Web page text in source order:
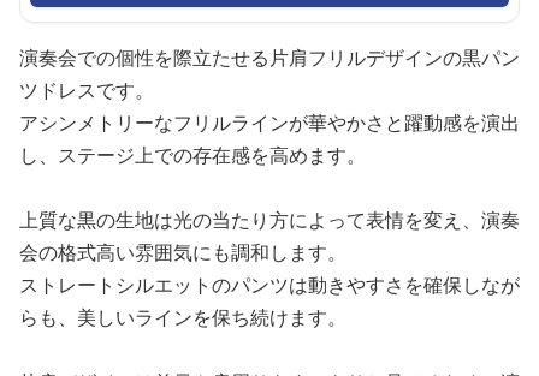
演奏会での個性を際立たせる片肩フリルデザインの黒パン
ツドレスです。
アシンメトリーなフリルラインが華やかさと躍動感を演出
し、ステージ上での存在感を高めます。
上質な黒の生地は光の当たり方によって表情を変え、演奏
会の格式高い雰囲気にも調和します。
ストレートシルエットのパンツは動きやすさを確保しなが
らも、美しいラインを保ち続けます。